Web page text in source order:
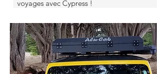
voyages avec Cypress !